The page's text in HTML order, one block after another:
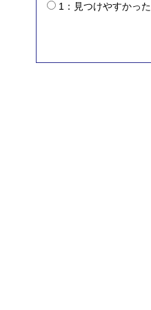
1：見つけやすかった